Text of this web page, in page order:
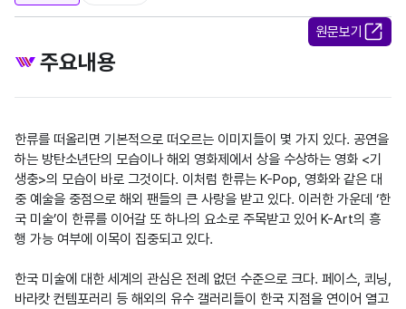
원문보기
주요내용
한류를 떠올리면 기본적으로 떠오르는 이미지들이 몇 가지 있다. 공연을
하는 방탄소년단의 모습이나 해외 영화제에서 상을 수상하는 영화 <기
생충>의 모습이 바로 그것이다. 이처럼 한류는 K-Pop, 영화와 같은 대
중 예술을 중점으로 해외 팬들의 큰 사랑을 받고 있다. 이러한 가운데 ‘한
국 미술’이 한류를 이어갈 또 하나의 요소로 주목받고 있어 K-Art의 흥
행 가능 여부에 이목이 집중되고 있다.
한국 미술에 대한 세계의 관심은 전례 없던 수준으로 크다. 페이스, 쾨닝,
바라캇 컨템포러리 등 해외의 유수 갤러리들이 한국 지점을 연이어 열고